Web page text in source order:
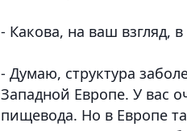
- Какова, на ваш взгляд,
- Думаю, структура
Западной Европе. У вас
пищевода. Но в Европе